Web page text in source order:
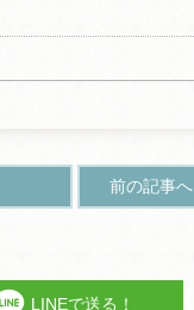
前の記事へ
LINEで送る！